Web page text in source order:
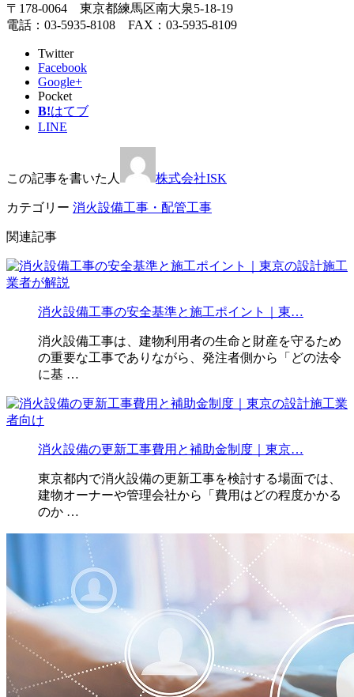
〒178-0064 東京都練馬区南大泉5-18-19
電話：03-5935-8108 FAX：03-5935-8109
Twitter
Facebook
Google+
Pocket
B!はてブ
LINE
この記事を書いた人 株式会社ISK
カテゴリー 消火設備工事・配管工事
関連記事
消火設備工事の安全基準と施工ポイント｜東…
消火設備工事は、建物利用者の生命と財産を守るため
の重要な工事でありながら、発注者側から「どの法令
に基 …
消火設備の更新工事費用と補助金制度｜東京…
東京都内で消火設備の更新工事を検討する場面では、
建物オーナーや管理会社から「費用はどの程度かかる
のか …